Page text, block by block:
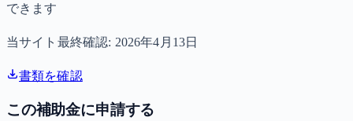
できます
当サイト最終確認: 2026年4月13日
書類を確認
この補助金に申請する